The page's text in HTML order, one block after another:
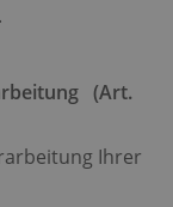
(Art.
Ihrer